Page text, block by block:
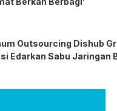
Outsourcing Dishub
Edarkan Sabu Jaringan